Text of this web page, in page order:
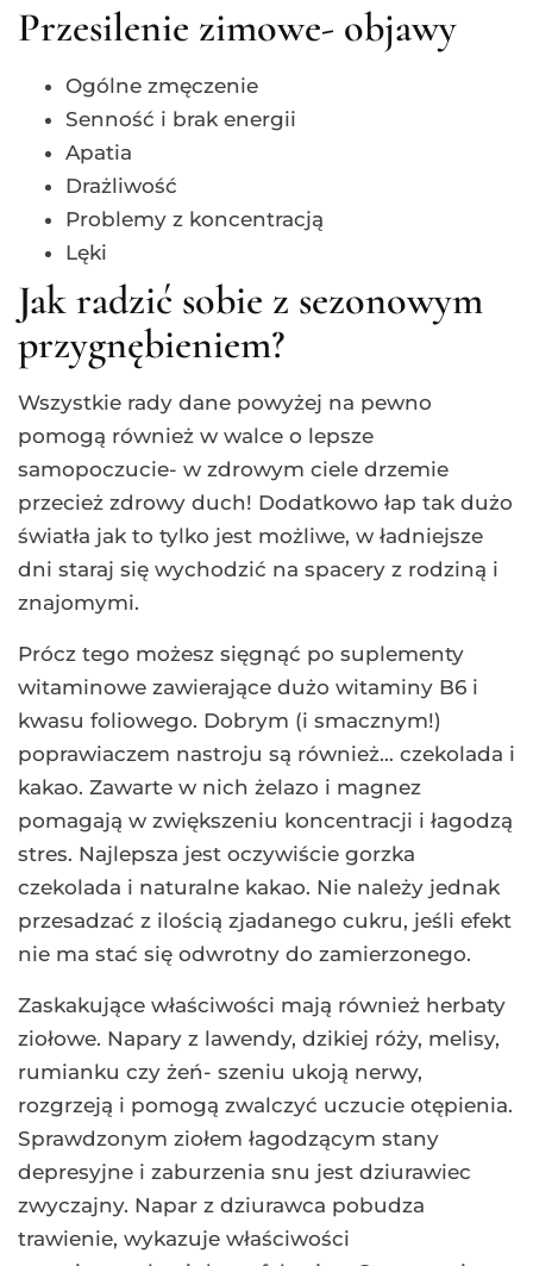
Przesilenie zimowe- objawy
Ogólne zmęczenie
Senność i brak energii
Apatia
Drażliwość
Problemy z koncentracją
Lęki
Jak radzić sobie z sezonowym
przygnębieniem?
Wszystkie rady dane powyżej na pewno
pomogą również w walce o lepsze
samopoczucie- w zdrowym ciele drzemie
przecież zdrowy duch! Dodatkowo łap tak dużo
światła jak to tylko jest możliwe, w ładniejsze
dni staraj się wychodzić na spacery z rodziną i
znajomymi.
Prócz tego możesz sięgnąć po suplementy
witaminowe zawierające dużo witaminy B6 i
kwasu foliowego. Dobrym (i smacznym!)
poprawiaczem nastroju są również… czekolada i
kakao. Zawarte w nich żelazo i magnez
pomagają w zwiększeniu koncentracji i łagodzą
stres. Najlepsza jest oczywiście gorzka
czekolada i naturalne kakao. Nie należy jednak
przesadzać z ilością zjadanego cukru, jeśli efekt
nie ma stać się odwrotny do zamierzonego.
Zaskakujące właściwości mają również herbaty
ziołowe. Napary z lawendy, dzikiej róży, melisy,
rumianku czy żeń- szeniu ukoją nerwy,
rozgrzeją i pomogą zwalczyć uczucie otępienia.
Sprawdzonym ziołem łagodzącym stany
depresyjne i zaburzenia snu jest dziurawiec
zwyczajny. Napar z dziurawca pobudza
trawienie, wykazuje właściwości